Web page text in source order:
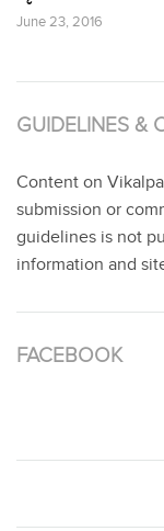
June 23, 2016
GUIDELINES &
Content on
submission or
guidelines is not
information and
FACEBOOK